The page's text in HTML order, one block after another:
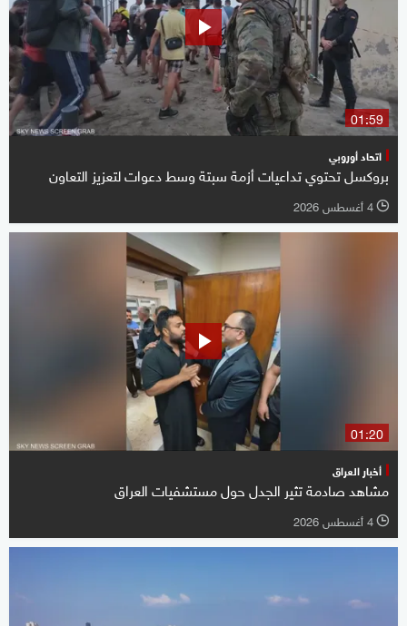
01:59
اتحاد أوروبي
بروكسل تحتوي تداعيات أزمة سبتة وسط دعوات لتعزيز التعاون
l 4 أغسطس 2026
01:20
أخبار العراق
مشاهد صادمة تثير الجدل حول مستشفيات العراق
l 4 أغسطس 2026